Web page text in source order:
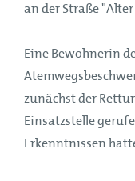
an der Straße
Eine Bewohnerin
zunächst der
Einsatzstelle
Erkenntnissen